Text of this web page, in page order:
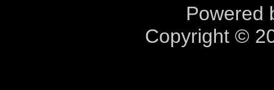
Powered
Copyright ©